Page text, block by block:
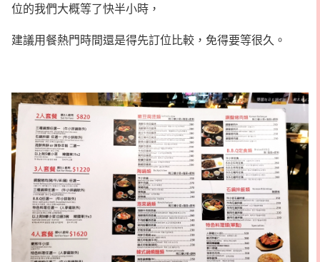
位的我們大概等了快半小時，
建議用餐熱門時間還是得先訂位比較，免得要等很久。